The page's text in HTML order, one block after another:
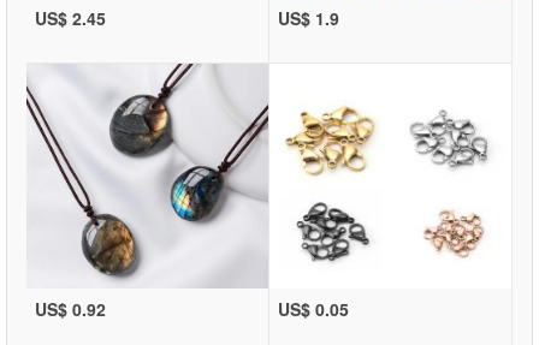
US$ 2.45 US$ 1.9
US$ 0.92 US$ 0.05